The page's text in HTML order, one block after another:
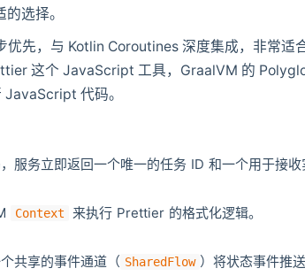
选择。
先，与 Kotlin Coroutines 深度集成，非常适
这个 JavaScript 工具，GraalVM 的
代码。
服务立即返回一个唯一的任务 ID 和一个用于接收
Context
来执行 Prettier 的格式化逻辑。
共享的事件通道（ SharedFlow ）将状态事件推